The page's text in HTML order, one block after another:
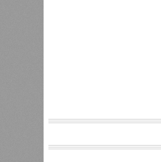
Axios раскрыл